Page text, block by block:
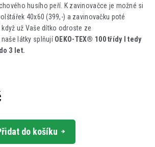
do košíku
husího peří. K zavinovačce je možné si
40x60 (399,-) a zavinovačku poté
už Vaše dítko odroste ze
naše látky splňujíOEKO-TEX® 100 třídy I tedy
3 let.